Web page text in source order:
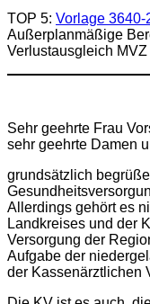
TOP 5: Vorlage 3640-
Außerplanmäßige
Verlustausgleich
Sehr geehrte Frau
sehr geehrte Damen
grundsätzlich
Allerdings gehört es
Landkreises und der
Versorgung der
Aufgabe der
der Kassenärztlichen